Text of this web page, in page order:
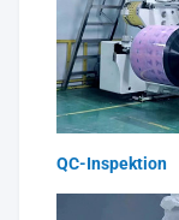
QC-Inspektion